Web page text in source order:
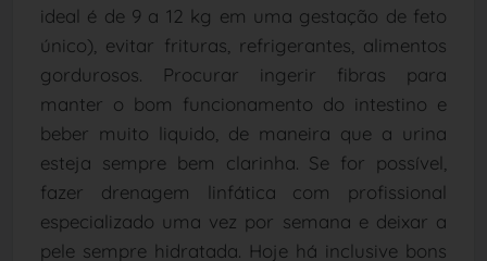
ideal é de 9 a 12 kg em uma gestação de feto
único), evitar frituras, refrigerantes, alimentos
gordurosos. Procurar ingerir fibras para
manter o bom funcionamento do intestino e
beber muito liquido, de maneira que a urina
esteja sempre bem clarinha. Se for possível,
fazer drenagem linfática com profissional
especializado uma vez por semana e deixar a
pele sempre hidratada. Hoje há inclusive bons